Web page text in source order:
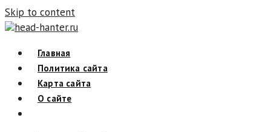
Skip to content
head-hanter.ru
Главная
Политика сайта
Карта сайта
О сайте